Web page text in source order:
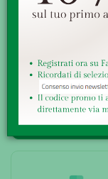
€ 24,10
Farmaco senza obbligo
ACQUISTA